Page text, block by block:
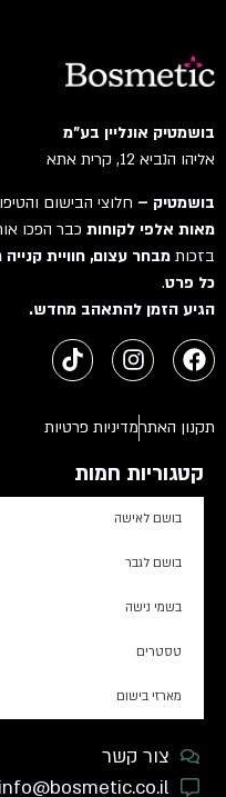
בושמטיק אונליין בע"מ
אליהו הנביא 12, קרית אתא
בושמטיק –חלוצי הבישום
מאות אלפי לקוחותכבר הפכו
בזכותמבחר עצום, חוויית
כל פרט.
הגיע הזמן להתאהב מחדש.
תקנון האתרמדיניות פרטיות
קטגוריות חמות
בושם לאישה
בושם לגבר
בשמי נישה
טסטרים
מארזי בישום
צור קשר
info@bosmetic.co.il